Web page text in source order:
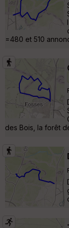
=480 et 510
des Bois, la forêt